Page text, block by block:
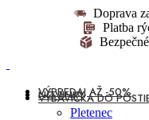
Doprava
Platba
VÝPREDAJ AŽ -50%
NOVINKY
VÝBAVIČKA DO
Pletenec